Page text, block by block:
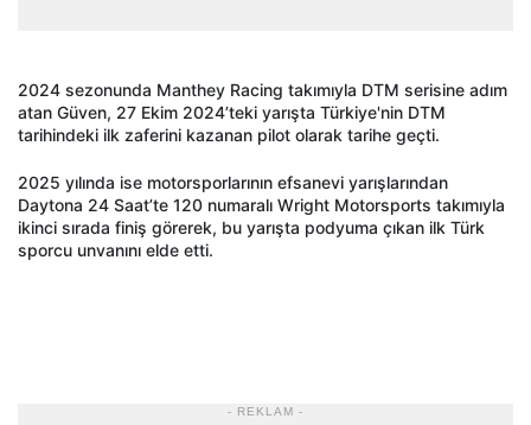
2024 sezonunda Manthey Racing takımıyla DTM serisine adım
atan Güven, 27 Ekim 2024’teki yarışta Türkiye'nin DTM
tarihindeki ilk zaferini kazanan pilot olarak tarihe geçti.
2025 yılında ise motorsporlarının efsanevi yarışlarından
Daytona 24 Saat’te 120 numaralı Wright Motorsports takımıyla
ikinci sırada finiş görerek, bu yarışta podyuma çıkan ilk Türk
sporcu unvanını elde etti.
- REKLAM -